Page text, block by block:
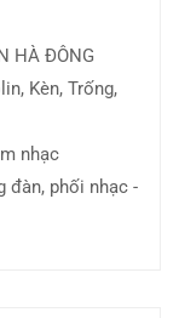
HÀ ĐÔNG
Kèn, Trống,
nhạc
đàn, phối nhạc -